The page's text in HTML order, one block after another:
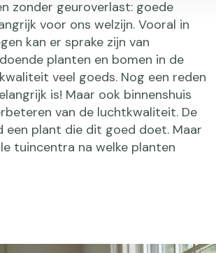
zonder geuroverlast: goede
voor ons welzijn. Vooral in
kan er sprake zijn van
planten en bomen in de
veel goeds. Nog een reden
is! Maar ook binnenshuis
van de luchtkwaliteit. De
een plant die dit goed doet. Maar
tuincentra na welke planten